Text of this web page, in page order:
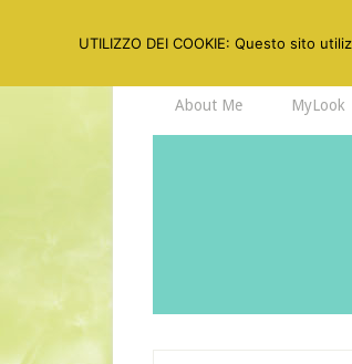
About Me MyLook
UTILIZZO DEI COOKIE: Questo sito